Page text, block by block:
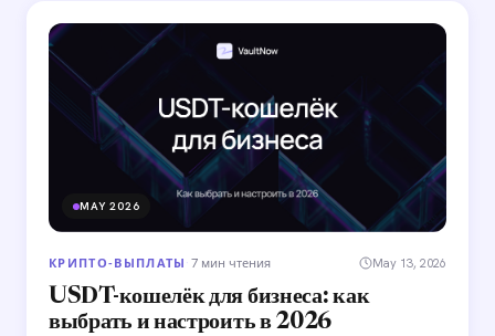
MAY 2026
КРИПТО-ВЫПЛАТЫ · 7 мин чтения May 13, 2026
USDT-кошелёк для бизнеса: как
выбрать и настроить в 2026